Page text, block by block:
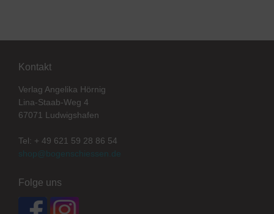
Kontakt
Verlag Angelika Hörnig
Lina-Staab-Weg 4
67071 Ludwigshafen
Tel: + 49 621 59 28 86 54
shop@bogenschiessen.de
Folge uns